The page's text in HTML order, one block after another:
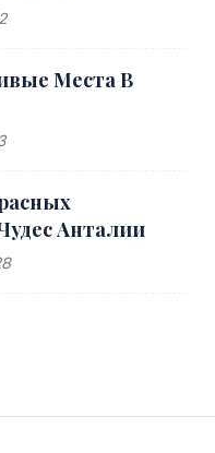
Места В
Анталии